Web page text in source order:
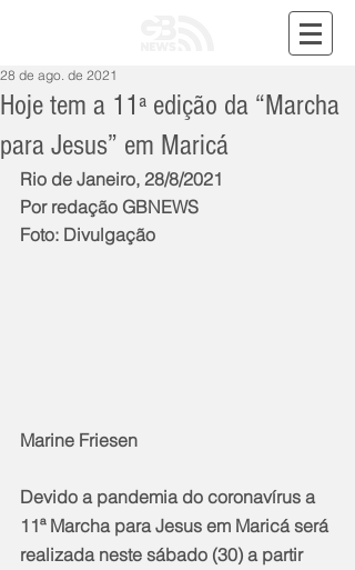
Hoje tem a 11ª edição da “Marcha
para Jesus” em Maricá
28 de ago. de 2021
Rio de Janeiro, 28/8/2021
Por redação GBNEWS
Foto: Divulgação
Marine Friesen
Devido a pandemia do coronavírus a
11ª Marcha para Jesus em Maricá será
realizada neste sábado (30) a partir